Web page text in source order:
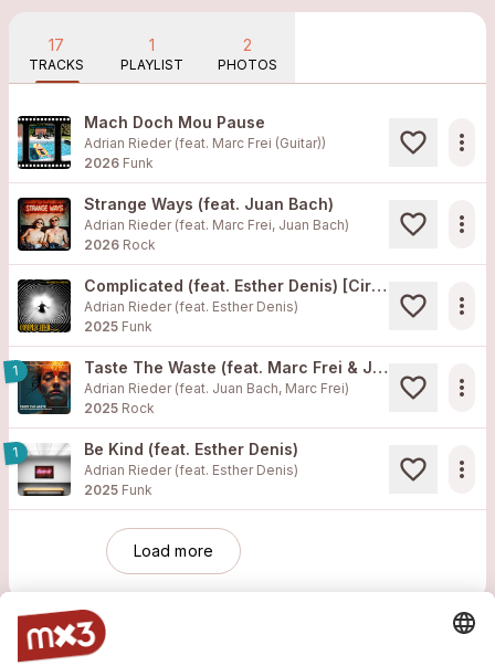
17
TRACKS
1
PLAYLIST
2
PHOTOS
Mach Doch Mou Pause
Adrian Rieder (feat. Marc Frei (Guitar))
2026 Funk
more_horiz
Strange Ways (feat. Juan Bach)
Adrian Rieder (feat. Marc Frei, Juan Bach)
2026 Rock
more_horiz
Complicated (feat. Esther Denis) [Circle Remix]
Adrian Rieder (feat. Esther Denis)
2025 Funk
more_horiz
1 Taste The Waste (feat. Marc Frei & Juan Bach)
Adrian Rieder (feat. Juan Bach, Marc Frei)
2025 Rock
more_horiz
1 Be Kind (feat. Esther Denis)
Adrian Rieder (feat. Esther Denis)
2025 Funk
more_horiz
Load more